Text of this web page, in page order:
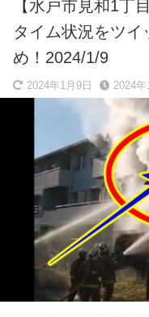
【水戸市見和1丁
タイム状況をツイ
め！2024/1/9
2024年1月9日 2024年